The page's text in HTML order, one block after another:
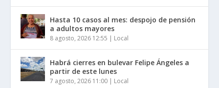
Hasta 10 casos al mes: despojo de pensión
a adultos mayores
8 agosto, 2026 12:55 | Local
Habrá cierres en bulevar Felipe Ángeles a
partir de este lunes
7 agosto, 2026 11:00 | Local